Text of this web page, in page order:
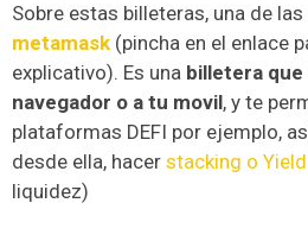
Sobre estas billeteras, una de
metamask (pincha en el enlace
explicativo). Es una billetera que
navegador o a tu movil, y te
plataformas DEFI por ejemplo,
desde ella, hacer stacking o
liquidez)